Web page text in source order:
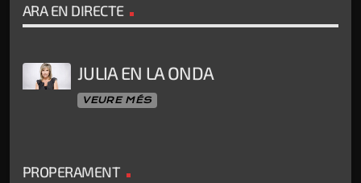
ARA EN DIRECTE
JULIA EN LA ONDA
VEURE MÉS
PROPERAMENT